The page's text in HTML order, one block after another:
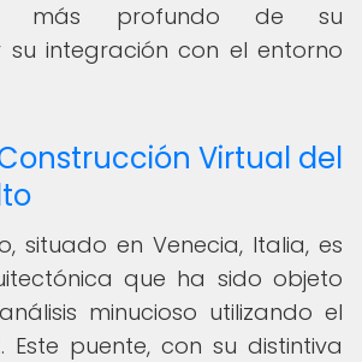
más profundo de su
integración con el entorno
Virtual del
situado en Venecia, Italia, es
que ha sido objeto
minucioso utilizando el
Este puente, con su distintiva